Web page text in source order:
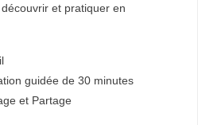
et pratiquer en
guidée de 30 minutes
et Partage